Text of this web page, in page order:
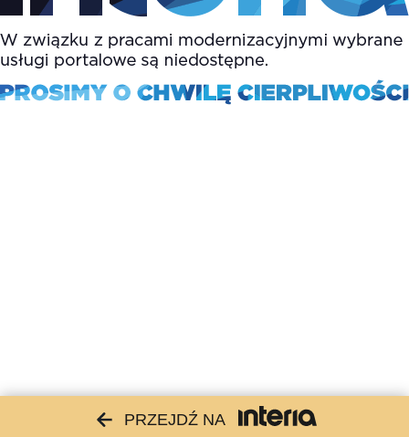
PRZEJDŹ NA